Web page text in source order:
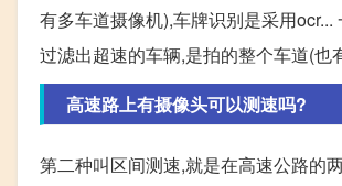
有多车道摄像机),车牌识别是采用
过滤出超速的车辆,是拍的整个车道(也
高速路上有摄像头可以测速吗?
第二种叫区间测速,就是在高速公路的